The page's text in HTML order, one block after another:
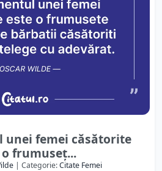
unei femei căsătorite
frumuseț...
| Categorie:Citate Femei